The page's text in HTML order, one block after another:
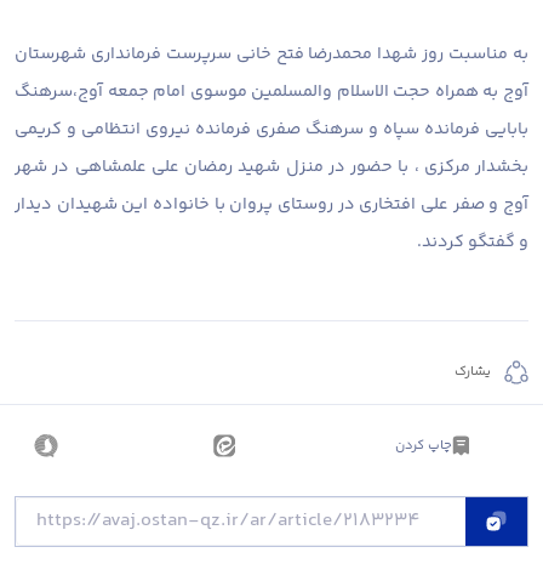
به مناسبت روز شهدا محمدرضا فتح خانی سرپرست فرمانداری شهرستان
آوج به همراه حجت الاسلام والمسلمین موسوی امام جمعه آوج،سرهنگ
بابایی فرمانده سپاه و سرهنگ صفری فرمانده نیروی انتظامی و کریمی
بخشدار مرکزی ، با حضور در منزل شهید رمضان علی علمشاهی در شهر
آوج و صفر علی افتخاری در روستای پروان با خانواده این شهیدان دیدار
و گفتگو کردند.
يشارك
چاپ کردن